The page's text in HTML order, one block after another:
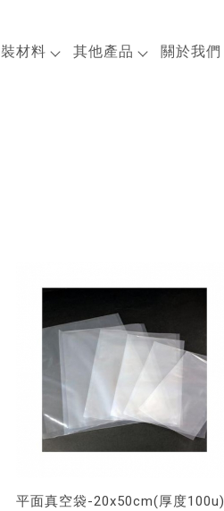
材料 其他產品 關於我們
平面真空袋-20x50cm(厚度100u)